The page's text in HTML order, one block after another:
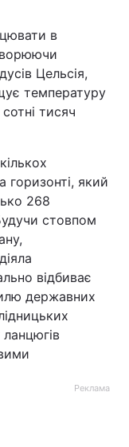
в
Цельсія,
температуру
тисяч
горизонті, який
268
стовпом
відбиває
державних
Реклама